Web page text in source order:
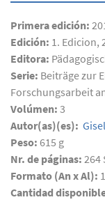
Primera edición:
Edición: 1. Edicion,
Editora:
Serie: Beiträge zur
Forschungsarbeit
Volúmen: 3
Autor(as)(es):
Peso: 615 g
Nr. de páginas: 264
Formato (An x Al):
Cantidad